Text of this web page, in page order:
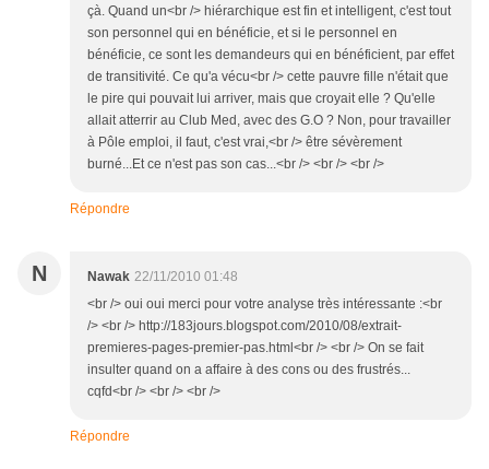
çà. Quand un<br /> hiérarchique est fin et intelligent, c'est tout
son personnel qui en bénéficie, et si le personnel en
bénéficie, ce sont les demandeurs qui en bénéficient, par effet
de transitivité. Ce qu'a vécu<br /> cette pauvre fille n'était que
le pire qui pouvait lui arriver, mais que croyait elle ? Qu'elle
allait atterrir au Club Med, avec des G.O ? Non, pour travailler
à Pôle emploi, il faut, c'est vrai,<br /> être sévèrement
burné...Et ce n'est pas son cas...<br /> <br /> <br />
Répondre
N Nawak 22/11/2010 01:48
<br /> oui oui merci pour votre analyse très intéressante :<br
/> <br /> http://183jours.blogspot.com/2010/08/extrait-
premieres-pages-premier-pas.html<br /> <br /> On se fait
insulter quand on a affaire à des cons ou des frustrés...
cqfd<br /> <br /> <br />
Répondre